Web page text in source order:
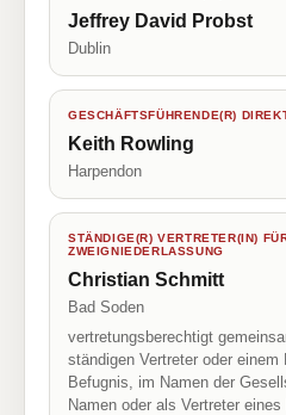
Jeffrey David Probst
Dublin
GESCHÄFTSFÜHRENDE(R)
Keith Rowling
Harpendon
STÄNDIGE(R) VERTRETER(IN)
ZWEIGNIEDERLASSUNG
Christian Schmitt
Bad Soden
vertretungsberechtigt
ständigen Vertreter oder
Befugnis, im Namen der
Namen oder als Vertreter